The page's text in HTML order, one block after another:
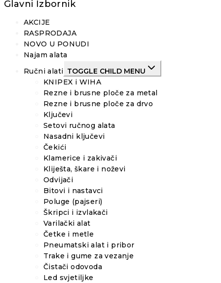
Glavni Izbornik
AKCIJE
RASPRODAJA
NOVO U PONUDI
Najam alata
Ručni alati TOGGLE CHILD MENU
KNIPEX i WIHA
Rezne i brusne ploče za metal
Rezne i brusne ploče za drvo
Ključevi
Setovi ručnog alata
Nasadni ključevi
Čekići
Klamerice i zakivači
Kliješta, škare i noževi
Odvijači
Bitovi i nastavci
Poluge (pajseri)
Škripci i izvlakači
Varilački alat
Četke i metle
Pneumatski alat i pribor
Trake i gume za vezanje
Čistači odovoda
Led svjetiljke